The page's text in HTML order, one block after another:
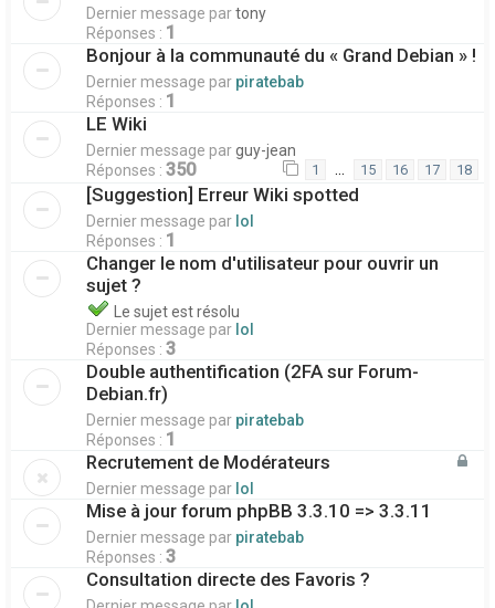
Dernier message partony
Réponses : 1
Bonjour à la communauté du « Grand Debian » !
Dernier message par piratebab
Réponses : 1
LE Wiki
Dernier message parguy-jean
Réponses : 350 1 … 15 16 17 18
[Suggestion] Erreur Wiki spotted
Dernier message par lol
Réponses : 1
Changer le nom d'utilisateur pour ouvrir un
sujet ?
Le sujet est résolu
Dernier message par lol
Réponses : 3
Double authentification (2FA sur Forum-
Debian.fr)
Dernier message par piratebab
Réponses : 1
Recrutement de Modérateurs
Dernier message par lol
Mise à jour forum phpBB 3.3.10 => 3.3.11
Dernier message par piratebab
Réponses : 3
Consultation directe des Favoris ?